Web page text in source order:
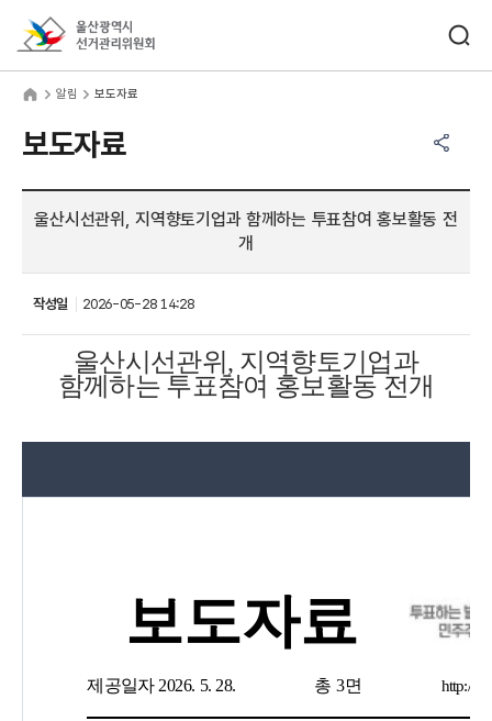
알림 보도자료
보도자료
울산시선관위, 지역향토기업과 함께하는 투표참여 홍보활동 전
개
작성일 2026-05-28 14:28
울산시선관위 , 지역향토기업과
함께하는 투표참여 홍보활동 전개